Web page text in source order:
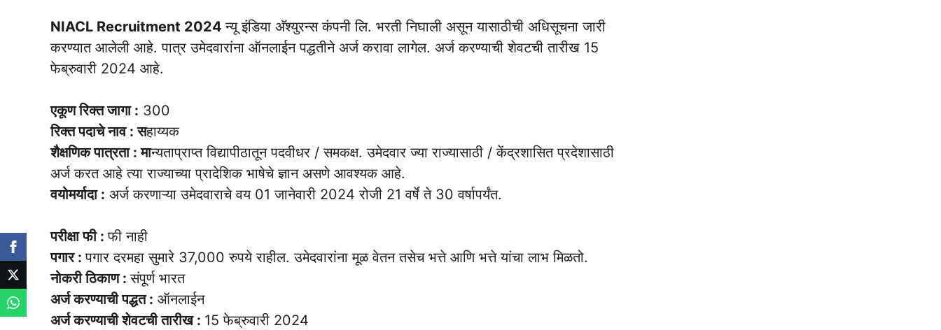
NIACL Recruitment 2024न्यू इंडिया अ‍ॅश्युरन्स कंपनी लि. भरती निघाली असून यासाठीची अधिसूचना जारी
करण्यात आलेली आहे. पात्र उमेदवारांना ऑनलाईन पद्धतीने अर्ज करावा लागेल. अर्ज करण्याची शेवटची तारीख 15
फेब्रुवारी 2024 आहे.
एकूण रिक्त जागा : 300
रिक्त पदाचे नाव : सहाय्यक
शैक्षणिक पात्रता : मान्यताप्राप्त विद्यापीठातून पदवीधर / समकक्ष. उमेदवार ज्या राज्यासाठी / केंद्रशासित प्रदेशासाठी
अर्ज करत आहे त्या राज्याच्या प्रादेशिक भाषेचे ज्ञान असणे आवश्यक आहे.
वयोमर्यादा : अर्ज करणाऱ्या उमेदवाराचे वय 01 जानेवारी 2024 रोजी 21 वर्षे ते 30 वर्षापर्यंत.
परीक्षा फी :फी नाही
पगार :पगार दरमहा सुमारे 37,000 रुपये राहील. उमेदवारांना मूळ वेतन तसेच भत्ते आणि भत्ते यांचा लाभ मिळतो.
नोकरी ठिकाण :संपूर्ण भारत
अर्ज करण्याची पद्धत : ऑनलाईन
अर्ज करण्याची शेवटची तारीख : 15 फेब्रुवारी 2024